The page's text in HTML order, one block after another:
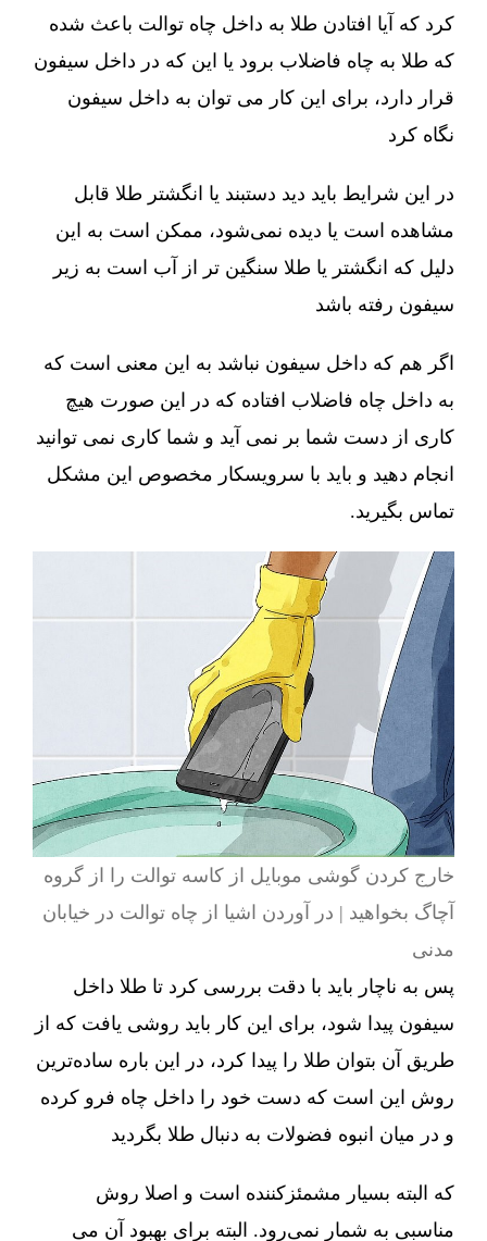
کرد که آیا افتادن طلا به داخل چاه توالت باعث شده
که طلا به چاه فاضلاب برود یا این که در داخل سیفون
قرار دارد، برای این کار می توان به داخل سیفون
نگاه کرد
در این شرایط باید دید دستبند یا انگشتر طلا قابل
مشاهده است یا دیده نمی‌شود، ممکن است به این
دلیل که انگشتر یا طلا سنگین تر از آب است به زیر
سیفون رفته باشد
اگر هم که داخل سیفون نباشد به این معنی است که
به داخل چاه فاضلاب افتاده که در این صورت هیچ
کاری از دست شما بر نمی آید و شما کاری نمی توانید
انجام دهید و باید با سرویسکار مخصوص این مشکل
تماس بگیرید.
خارج کردن گوشی موبایل از کاسه توالت را از گروه
آچاگ بخواهید | در آوردن اشیا از چاه توالت در خیابان
مدنی
پس به ناچار باید با دقت بررسی کرد تا طلا داخل
سیفون پیدا شود، برای این کار باید روشی یافت که از
طریق آن بتوان طلا را پیدا کرد، در این باره ساده‌ترین
روش این است که دست خود را داخل چاه فرو کرده
و در میان انبوه فضولات به دنبال طلا بگردید
که البته بسیار مشمئزکننده است و اصلا روش
مناسبی به شمار نمی‌رود. البته برای بهبود آن می